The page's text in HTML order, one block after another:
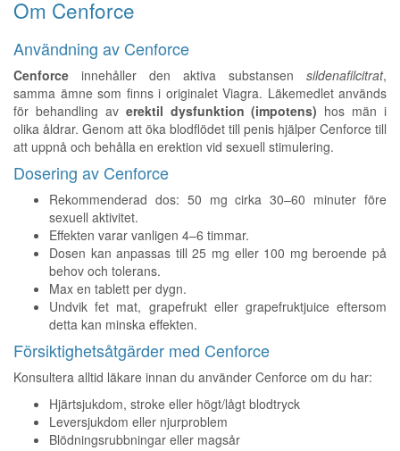
Om Cenforce
Användning av Cenforce
Cenforce innehåller den aktiva substansen sildenafilcitrat,
samma ämne som finns i originalet Viagra. Läkemedlet används
för behandling av erektil dysfunktion (impotens) hos män i
olika åldrar. Genom att öka blodflödet till penis hjälper Cenforce till
att uppnå och behålla en erektion vid sexuell stimulering.
Dosering av Cenforce
Rekommenderad dos: 50 mg cirka 30–60 minuter före
sexuell aktivitet.
Effekten varar vanligen 4–6 timmar.
Dosen kan anpassas till 25 mg eller 100 mg beroende på
behov och tolerans.
Max en tablett per dygn.
Undvik fet mat, grapefrukt eller grapefruktjuice eftersom
detta kan minska effekten.
Försiktighetsåtgärder med Cenforce
Konsultera alltid läkare innan du använder Cenforce om du har:
Hjärtsjukdom, stroke eller högt/lågt blodtryck
Leversjukdom eller njurproblem
Blödningsrubbningar eller magsår